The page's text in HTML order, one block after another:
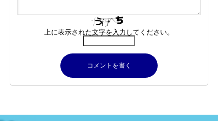
上に表示された文字を入力してください。